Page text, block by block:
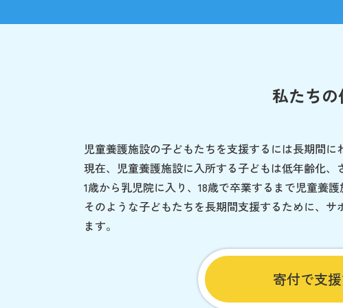
私たち
児童養護施設の子どもたちを支援するには長期間に
現在、児童養護施設に入所する子どもは低年齢化、
1歳から乳児院に入り、18歳で卒業するまで児童養
そのような子どもたちを長期間支援するために、
ます。
寄付で支